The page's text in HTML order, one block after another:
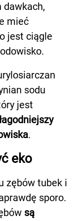
dawkach,
mieć
jest ciągle
sodu
jest
.
eko
zębów tubek i
sporo.
są